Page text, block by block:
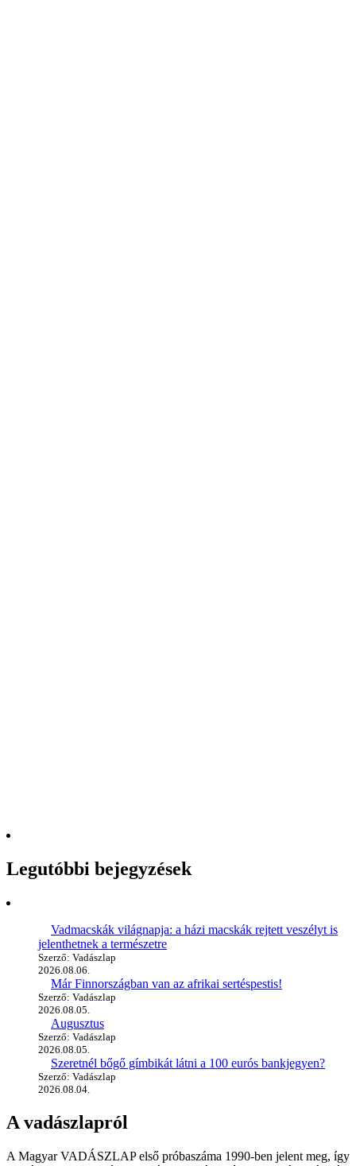
Legutóbbi bejegyzések
Vadmacskák világnapja: a házi macskák rejtett veszélyt is
jelenthetnek a természetre
Szerző: Vadászlap
2026.08.06.
Már Finnországban van az afrikai sertéspestis!
Szerző: Vadászlap
2026.08.05.
Augusztus
Szerző: Vadászlap
2026.08.05.
Szeretnél bőgő gímbikát látni a 100 eurós bankjegyen?
Szerző: Vadászlap
2026.08.04.
A vadászlapról
A Magyar VADÁSZLAP első próbaszáma 1990-ben jelent meg, így